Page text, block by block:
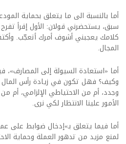
أما بالنسبة الى ما يتعلق بحماية
سبق، يستحضرني قولان: الأول إقرأ
كلامك يعجبني أشوف أمرك أتعجّب.
المجال.
أما «استعادة السيولة إلى المصارف»،
وكيف؟ فهل تكون في زيادة رأس
وجدد، أم من الاحتياطي الإلزامي، أم
الأمور علينا الانتظار لكي نرى.
أما فيما يتعلق بـ»إدخال ضوابط على
لمنع مزيد من تدهور العملة وحماية